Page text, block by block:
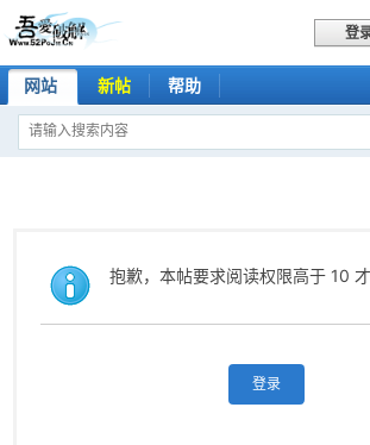
登
网站 新帖 帮助
抱歉，本帖要求阅读权限高于 10
登录